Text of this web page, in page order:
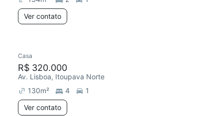
Ver contato
Casa
R$ 320.000
Av. Lisboa, Itoupava Norte
130m² 4
1
Ver contato